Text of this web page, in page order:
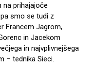
na prihajajoče
smo se tudi z
Francem Jagrom,
in Jacekom
in najvplivnejšega
– tednika Sieci.